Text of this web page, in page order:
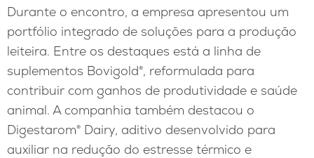
Durante o encontro, a empresa apresentou um
portfólio integrado de soluções para a produção
leiteira. Entre os destaques está a linha de
suplementos Bovigold®, reformulada para
contribuir com ganhos de produtividade e saúde
animal. A companhia também destacou o
Digestarom® Dairy, aditivo desenvolvido para
auxiliar na redução do estresse térmico e